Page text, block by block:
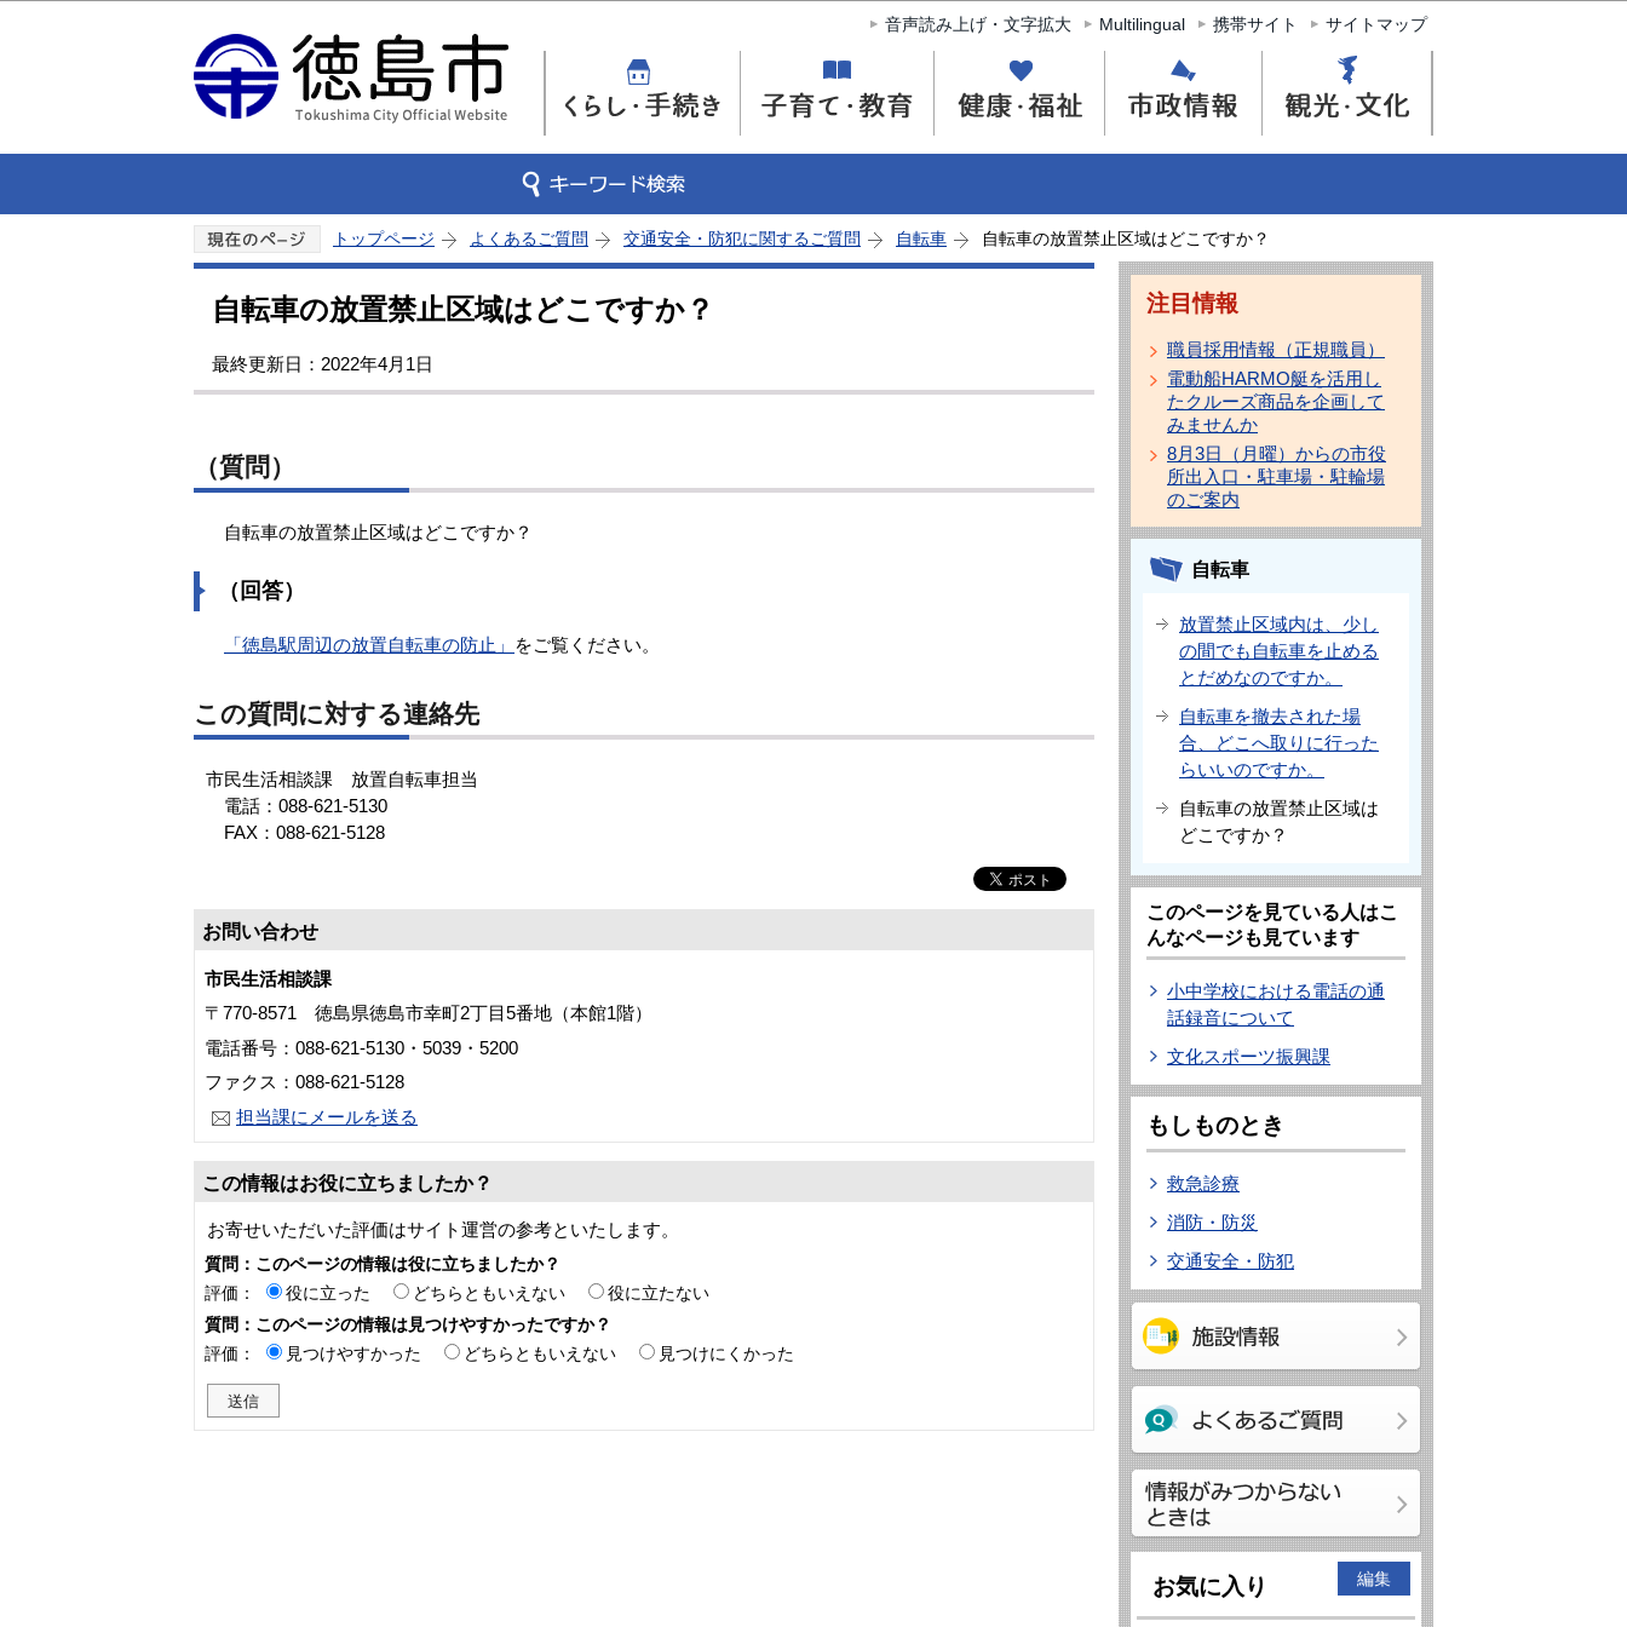
このページの本文へ移動
音声読み上げ・文字拡大 Multilingual 携帯サイト サイトマップ
トップページ よくあるご質問 交通安全・防犯に関するご質問 自転車 自転車の放置禁止区域はどこですか？
自転車の放置禁止区域はどこですか？
最終更新日：2022年4月1日
（質問）
自転車の放置禁止区域はどこですか？
（回答）
「徳島駅周辺の放置自転車の防止」 をご覧ください。
この質問に対する連絡先
市民生活相談課 放置自転車担当
電話：088-621-5130
FAX：088-621-5128
お問い合わせ
市民生活相談課
〒770-8571 徳島県徳島市幸町2丁目5番地（本館1階）
電話番号：088-621-5130・5039・5200
ファクス：088-621-5128
担当課にメールを送る
この情報はお役に立ちましたか？
お寄せいただいた評価はサイト運営の参考といたします。
質問：このページの情報は役に立ちましたか？
評価：
役に立った どちらともいえない
役に立たない
質問：このページの情報は見つけやすかったですか？
評価：
見つけやすかった どちらともいえない 見つけにくかった
注目情報
職員採用情報（正規職員）
電動船HARMO艇を活用し
たクルーズ商品を企画して
みませんか
8月3日（月曜）からの市役
所出入口・駐車場・駐輪場
のご案内
自転車
放置禁止区域内は、少し
の間でも自転車を止める
とだめなのですか。
自転車を撤去された場
合、どこへ取りに行った
らいいのですか。
自転車の放置禁止区域は
どこですか？
このページを見ている人はこ
んなページも見ています
小中学校における電話の通
話録音について
文化スポーツ振興課
もしものとき
救急診療
消防・防災
交通安全・防犯
お気に入り 編集